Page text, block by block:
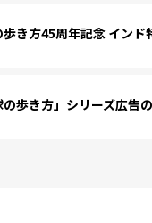
き方45周年記念 インド
の歩き方」シリーズ広告